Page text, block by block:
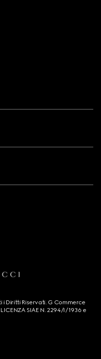
i Diritti Riservati. G Commerce
SIAE N. 2294/I/1936 e